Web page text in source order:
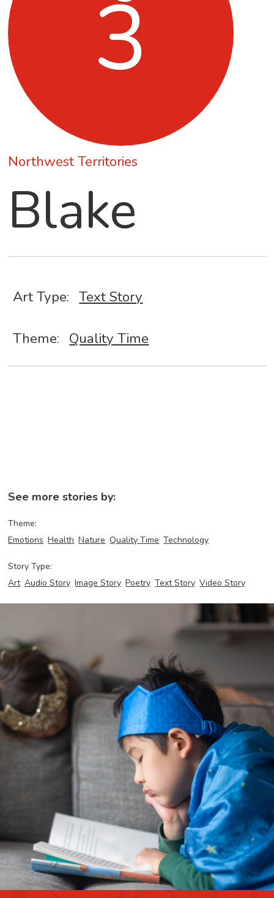
3
Northwest Territories
Blake
Art Type: Text Story
Theme: Quality Time
See more stories by:
Theme:
Emotions Health Nature Quality Time Technology
Story Type:
Art Audio Story Image Story Poetry Text Story Video Story